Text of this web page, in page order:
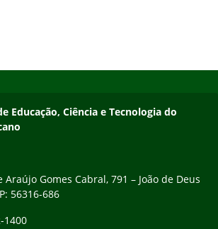
Educação, Ciência e Tecnologia do
Gomes Cabral, 791 – João de Deus
56316-686
1400